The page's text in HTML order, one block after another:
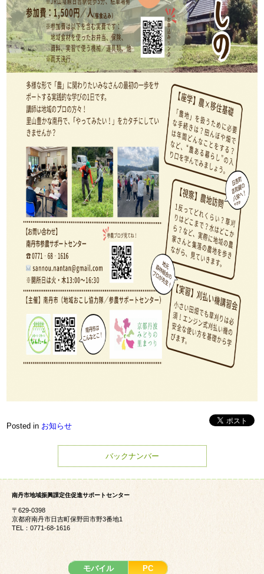
Posted in お知らせ
バックナンバー
南丹市地域振興課定住促進サポートセンター
〒629-0398
京都府南丹市日吉町保野田市野3番地1
TEL：0771-68-1616
モバイル PC